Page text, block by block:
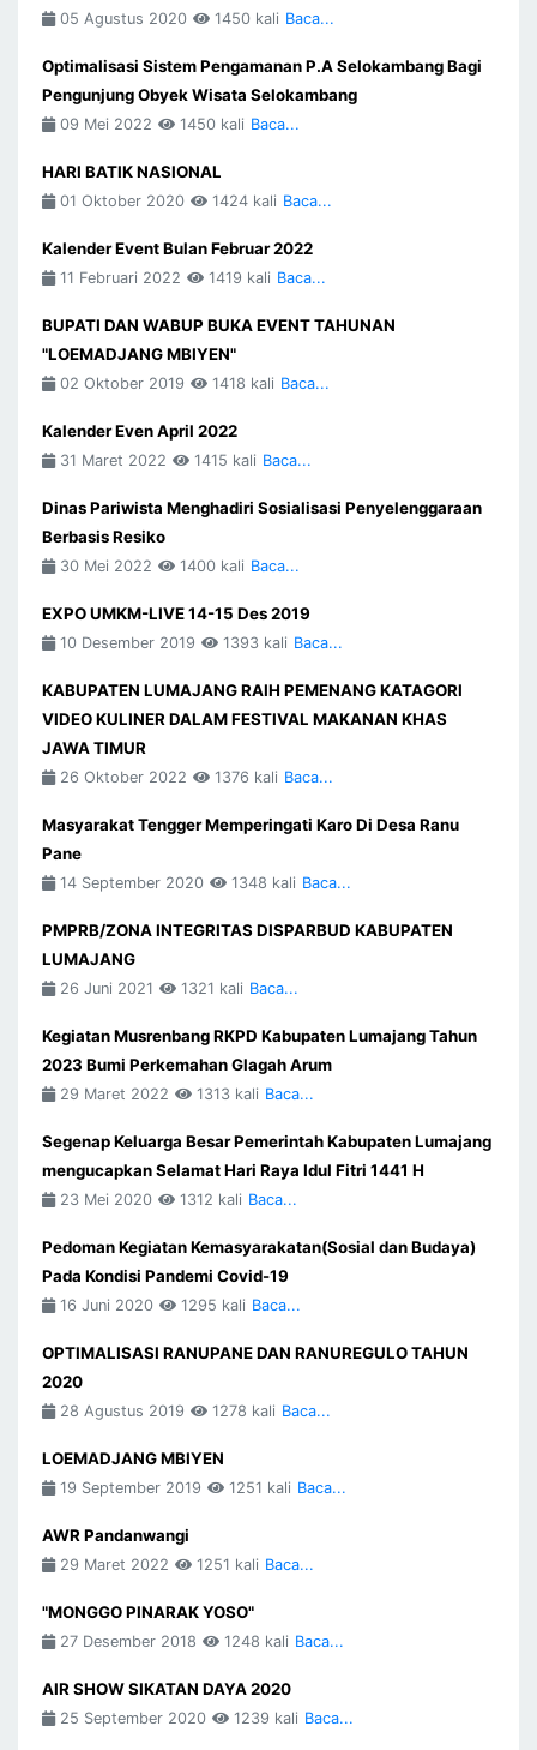
05 Agustus 2020 1450 kali Baca...
Optimalisasi Sistem Pengamanan P.A Selokambang Bagi
Pengunjung Obyek Wisata Selokambang
09 Mei 2022 1450 kali Baca...
HARI BATIK NASIONAL
01 Oktober 2020 1424 kali Baca...
Kalender Event Bulan Februar 2022
11 Februari 2022 1419 kali Baca...
BUPATI DAN WABUP BUKA EVENT TAHUNAN
"LOEMADJANG MBIYEN"
02 Oktober 2019 1418 kali Baca...
Kalender Even April 2022
31 Maret 2022 1415 kali Baca...
Dinas Pariwista Menghadiri Sosialisasi Penyelenggaraan
Berbasis Resiko
30 Mei 2022 1400 kali Baca...
EXPO UMKM-LIVE 14-15 Des 2019
10 Desember 2019 1393 kali Baca...
KABUPATEN LUMAJANG RAIH PEMENANG KATAGORI
VIDEO KULINER DALAM FESTIVAL MAKANAN KHAS
JAWA TIMUR
26 Oktober 2022 1376 kali Baca...
Masyarakat Tengger Memperingati Karo Di Desa Ranu
Pane
14 September 2020 1348 kali Baca...
PMPRB/ZONA INTEGRITAS DISPARBUD KABUPATEN
LUMAJANG
26 Juni 2021 1321 kali Baca...
Kegiatan Musrenbang RKPD Kabupaten Lumajang Tahun
2023 Bumi Perkemahan Glagah Arum
29 Maret 2022 1313 kali Baca...
Segenap Keluarga Besar Pemerintah Kabupaten Lumajang
mengucapkan Selamat Hari Raya Idul Fitri 1441 H
23 Mei 2020 1312 kali Baca...
Pedoman Kegiatan Kemasyarakatan(Sosial dan Budaya)
Pada Kondisi Pandemi Covid-19
16 Juni 2020 1295 kali Baca...
OPTIMALISASI RANUPANE DAN RANUREGULO TAHUN
2020
28 Agustus 2019 1278 kali Baca...
LOEMADJANG MBIYEN
19 September 2019 1251 kali Baca...
AWR Pandanwangi
29 Maret 2022 1251 kali Baca...
"MONGGO PINARAK YOSO"
27 Desember 2018 1248 kali Baca...
AIR SHOW SIKATAN DAYA 2020
25 September 2020 1239 kali Baca...